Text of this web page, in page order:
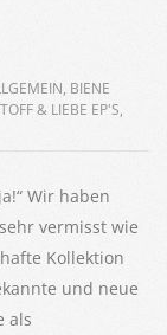
, BIENE
& LIEBE EP'S,
Wir haben
vermisst wie
Kollektion
und neue
als